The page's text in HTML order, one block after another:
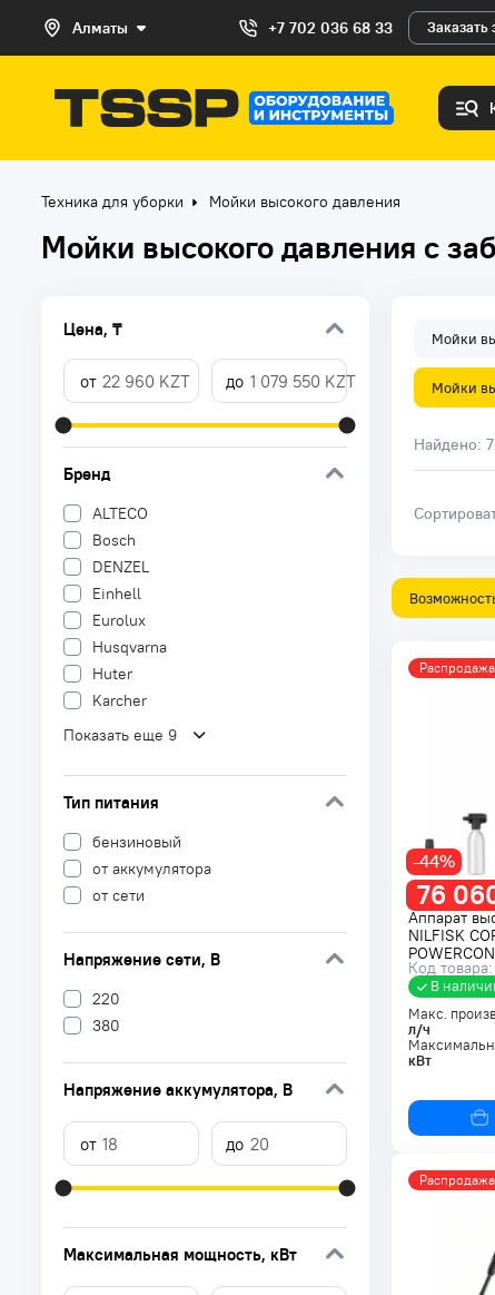
Алматы +7 702 036 68 33 Заказать
Техника для уборки Мойки высокого давления
Мойки высокого давления с
Цена, ₸
Бренд
ALTECO
Bosch
DENZEL
Einhell
Eurolux
Husqvarna
Huter
Karcher
Показать еще 9
Тип питания
бензиновый
от аккумулятора
от сети
Напряжение сети, В
220
380
Напряжение аккумулятора, В
Максимальная мощность, кВт
Мойки
Мойки
Найдено:
Распродажа
76
-44%
Аппарат
NILFISK
Код
В
Макс.
л/ч
кВт
Распродажа